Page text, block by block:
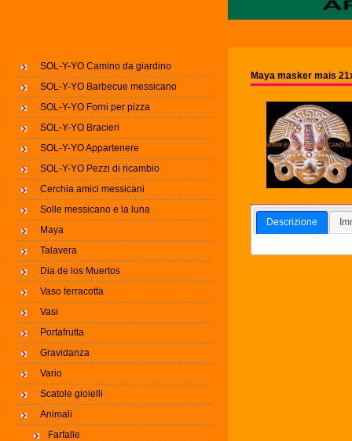
SOL-Y-YO Camino da giardino
SOL-Y-YO Barbecue messicano
SOL-Y-YO Forni per pizza
SOL-Y-YO Bracieri
SOL-Y-YO Appartenere
SOL-Y-YO Pezzi di ricambio
Cerchia amici messicani
Solle messicano e la luna
Maya
Talavera
Dia de los Muertos
Vaso terracotta
Vasi
Portafrutta
Gravidanza
Vario
Scatole gioielli
Animali
Farfalle
Maya masker mais
Descrizione